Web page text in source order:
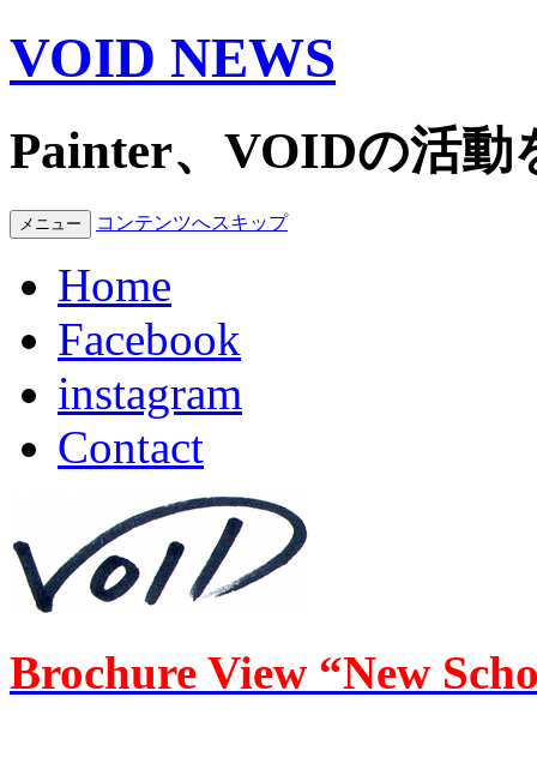
VOID NEWS
Painter、VOIDの活動
メニュー コンテンツへスキップ
Home
Facebook
instagram
Contact
Brochure View “New